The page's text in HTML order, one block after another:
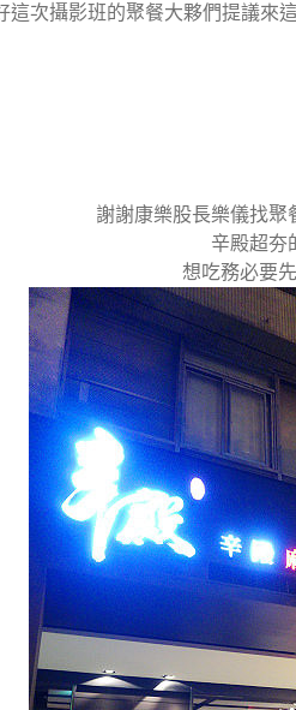
這次攝影班的聚餐大夥們提議來
謝謝康樂股長樂儀找聚
辛殿超夯
想吃務必要